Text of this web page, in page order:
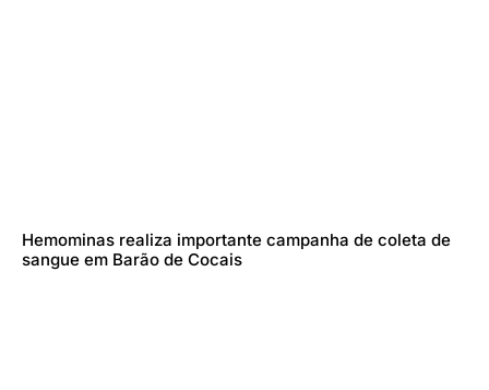
Hemominas realiza importante campanha de coleta de
sangue em Barão de Cocais